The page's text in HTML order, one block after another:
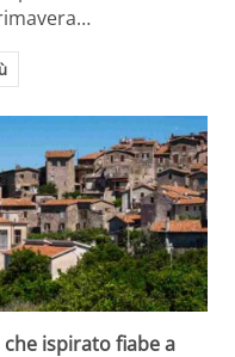
ispirato fiabe a